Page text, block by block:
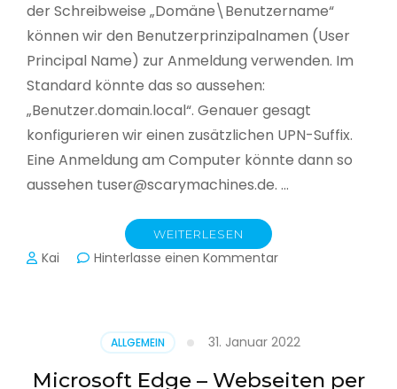
der Schreibweise „Domäne\Benutzername“
können wir den Benutzerprinzipalnamen (User
Principal Name) zur Anmeldung verwenden. Im
Standard könnte das so aussehen:
„Benutzer.domain.local“. Genauer gesagt
konfigurieren wir einen zusätzlichen UPN-Suffix.
Eine Anmeldung am Computer könnte dann so
aussehen tuser@scarymachines.de. …
WEITERLESEN
Kai Hinterlasse einen Kommentarzu
(UPN)
im
ALLGEMEIN 31. Januar 2022
Microsoft Edge – Webseiten per